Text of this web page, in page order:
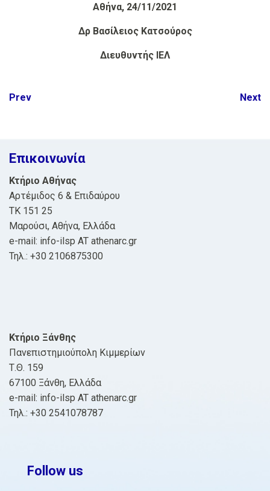
Αθήνα, 24/11/2021
Δρ Βασίλειος Κατσούρος
Διευθυντής ΙΕΛ
Post
Prev Next
Επικοινωνία
Κτήριο Αθήνας
Αρτέμιδος 6 & Επιδαύρου
ΤΚ 151 25
Μαρούσι, Αθήνα, Ελλάδα
e-mail: info-ilsp AT athenarc.gr
Τηλ.: +30 2106875300
Κτήριο Ξάνθης
Πανεπιστημιούπολη Κιμμερίων
Τ.Θ. 159
67100 Ξάνθη, Ελλάδα
e-mail: info-ilsp AT athenarc.gr
Τηλ.: +30 2541078787
Follow us